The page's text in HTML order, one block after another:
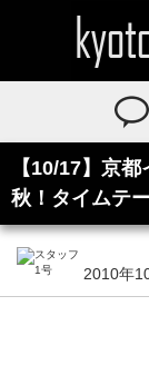
【10/17】京
秋！タイムテ
2010年